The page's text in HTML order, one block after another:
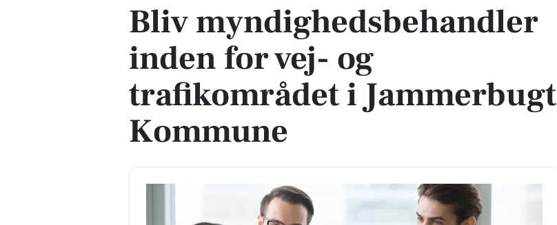
Bliv myndighedsbehandler
inden for vej- og
trafikområdet i Jammerbugt
Kommune